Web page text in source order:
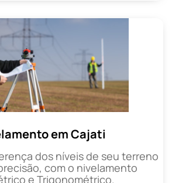
em Cajati
dos níveis de seu terreno
com o nivelamento
e Trigonométrico.